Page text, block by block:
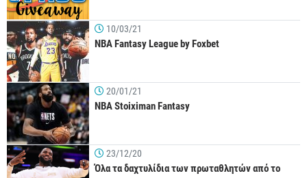
10/03/21
NBA Fantasy League by Foxbet
20/01/21
NBA Stoiximan Fantasy
23/12/20
Όλα τα δαχτυλίδια των πρωταθλητών από το